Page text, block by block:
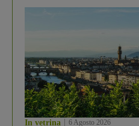
In vetrina 6 Agosto 2026